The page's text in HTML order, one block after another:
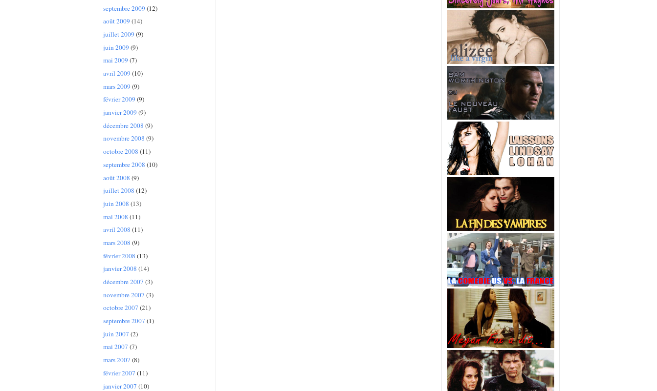
septembre 2009 (12)
août 2009 (14)
juillet 2009 (9)
juin 2009 (9)
mai 2009 (7)
avril 2009 (10)
mars 2009 (9)
février 2009 (9)
janvier 2009 (9)
décembre 2008 (9)
novembre 2008 (9)
octobre 2008 (11)
septembre 2008 (10)
août 2008 (9)
juillet 2008 (12)
juin 2008 (13)
mai 2008 (11)
avril 2008 (11)
mars 2008 (9)
février 2008 (13)
janvier 2008 (14)
décembre 2007 (3)
novembre 2007 (3)
octobre 2007 (21)
septembre 2007 (1)
juin 2007 (2)
mai 2007 (7)
mars 2007 (8)
février 2007 (11)
janvier 2007 (10)